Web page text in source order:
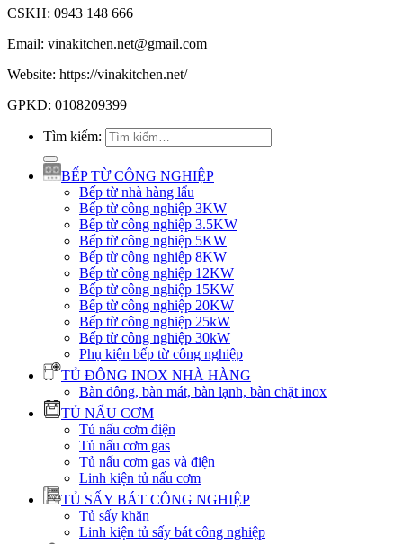
CSKH: 0943 148 666
Email: vinakitchen.net@gmail.com
Website: https://vinakitchen.net/
GPKD: 0108209399
Tìm kiếm:
BẾP TỪ CÔNG NGHIỆP
Bếp từ nhà hàng lẩu
Bếp từ công nghiệp 3KW
Bếp từ công nghiệp 3.5KW
Bếp từ công nghiệp 5KW
Bếp từ công nghiệp 8KW
Bếp từ công nghiệp 12KW
Bếp từ công nghiệp 15KW
Bếp từ công nghiệp 20KW
Bếp từ công nghiệp 25kW
Bếp từ công nghiệp 30kW
Phụ kiện bếp từ công nghiệp
TỦ ĐÔNG INOX NHÀ HÀNG
Bàn đông, bàn mát, bàn lạnh, bàn chặt inox
TỦ NẤU CƠM
Tủ nấu cơm điện
Tủ nấu cơm gas
Tủ nấu cơm gas và điện
Linh kiện tủ nấu cơm
TỦ SẤY BÁT CÔNG NGHIỆP
Tủ sấy khăn
Linh kiện tủ sấy bát công nghiệp